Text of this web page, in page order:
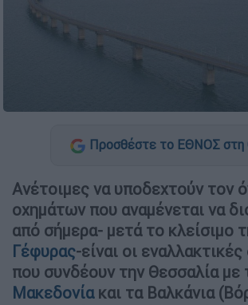
Προσθέστε το ΕΘΝΟΣ στη
Ανέτοιμες να υποδεχτούν τον
οχημάτων που αναμένεται να
από σήμερα- μετά το κλείσιμο
Γέφυρας-είναι οι
που συνδέουν την Θεσσαλία με
Μακεδονία και τα Βαλκάνια